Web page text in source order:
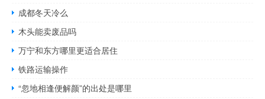
成都冬天冷么
木头能卖废品吗
万宁和东方哪里更适合居住
铁路运输操作
“忽地相逢便解颜”的出处是哪里